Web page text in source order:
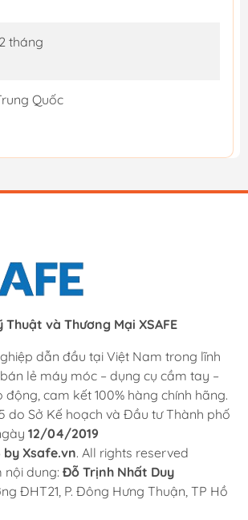
tháng
Quốc
Thuật và Thương Mại XSAFE
dẫn đầu tại Việt Nam trong lĩnh
lẻ máy móc – dụng cụ cầm tay –
cam kết 100% hàng chính hãng.
do Sở Kế hoạch và Đầu tư Thành phố
12/04/2019
Xsafe.vn. All rights reserved
nội dung: Đỗ Trịnh Nhất Duy
ĐHT21, P. Đông Hưng Thuận, TP Hồ